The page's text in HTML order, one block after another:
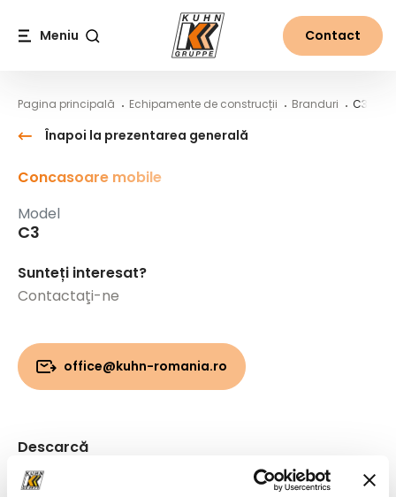
Meniu Contact
Pagina principală Echipamente de construcții Branduri C3
Înapoi la prezentarea generală
Concasoare mobile
Model
C3
Sunteți interesat?
Contactaţi-ne
office@kuhn-romania.ro
Descarcă
broșură